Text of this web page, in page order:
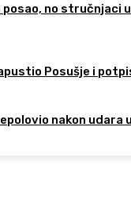
posao, no stručnjaci
Posušje i
nakon udara